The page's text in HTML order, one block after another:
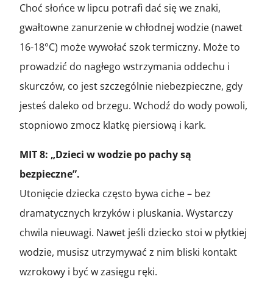
Choć słońce w lipcu potrafi dać się we znaki,
gwałtowne zanurzenie w chłodnej wodzie (nawet
16-18°C) może wywołać szok termiczny. Może to
prowadzić do nagłego wstrzymania oddechu i
skurczów, co jest szczególnie niebezpieczne, gdy
jesteś daleko od brzegu. Wchodź do wody powoli,
stopniowo zmocz klatkę piersiową i kark.
MIT 8: „Dzieci w wodzie po pachy są
bezpieczne”.
Utonięcie dziecka często bywa ciche – bez
dramatycznych krzyków i pluskania. Wystarczy
chwila nieuwagi. Nawet jeśli dziecko stoi w płytkiej
wodzie, musisz utrzymywać z nim bliski kontakt
wzrokowy i być w zasięgu ręki.